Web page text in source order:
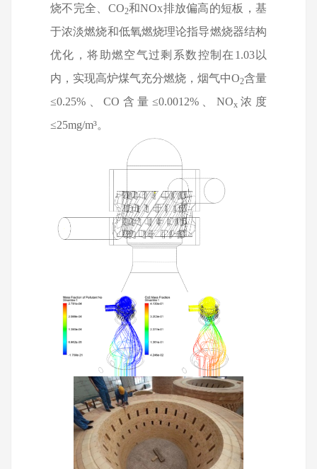
烧不完全、 CO2和NOx排放偏高的短板，基
于浓淡燃烧和低氧燃烧理论指导燃烧器结构
优化，将助燃空气过剩系数控制在 1.03以
内，实现高炉煤气充分燃烧，烟气中O2含量
≤0.25% 、CO 含量≤0.0012%、 NOx浓度
≤25mg/m³。